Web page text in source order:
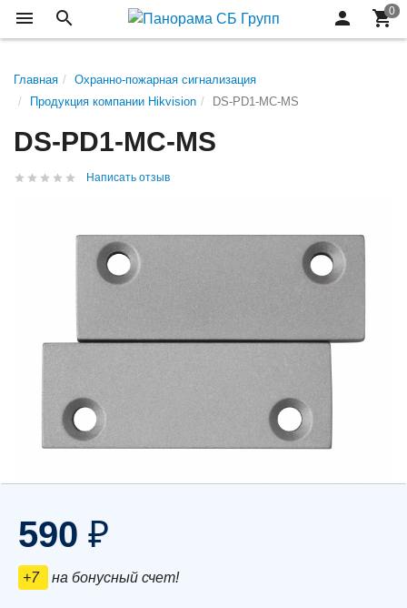
Главная
Охранно-пожарная сигнализация
Продукция компании Hikvision
DS-PD1-MC-MS
DS-PD1-MC-MS
Написать отзыв
590 ₽
+7 на бонусный счет!